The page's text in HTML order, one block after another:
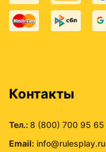
Контакты
Тел.:8 (800) 700 95 65
Email: info@rulesplay.ru